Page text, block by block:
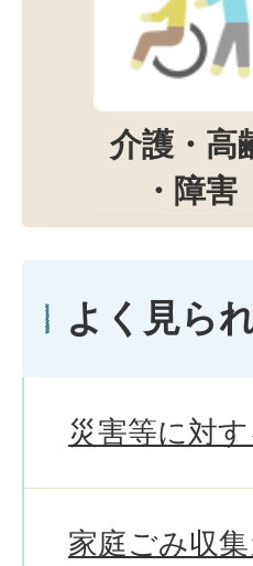
介護・高
・障害
よく見ら
災害等に対
家庭ごみ収